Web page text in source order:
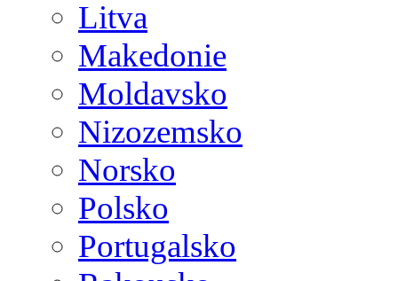
Litva
Makedonie
Moldavsko
Nizozemsko
Norsko
Polsko
Portugalsko